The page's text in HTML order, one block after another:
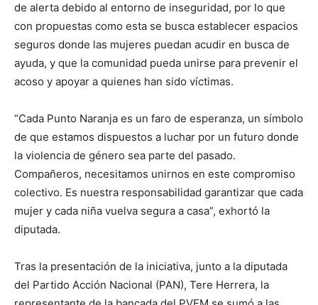
de alerta debido al entorno de inseguridad, por lo que
con propuestas como esta se busca establecer espacios
seguros donde las mujeres puedan acudir en busca de
ayuda, y que la comunidad pueda unirse para prevenir el
acoso y apoyar a quienes han sido víctimas.
“Cada Punto Naranja es un faro de esperanza, un símbolo
de que estamos dispuestos a luchar por un futuro donde
la violencia de género sea parte del pasado.
Compañeros, necesitamos unirnos en este compromiso
colectivo. Es nuestra responsabilidad garantizar que cada
mujer y cada niña vuelva segura a casa”, exhortó la
diputada.
Tras la presentación de la iniciativa, junto a la diputada
del Partido Acción Nacional (PAN), Tere Herrera, la